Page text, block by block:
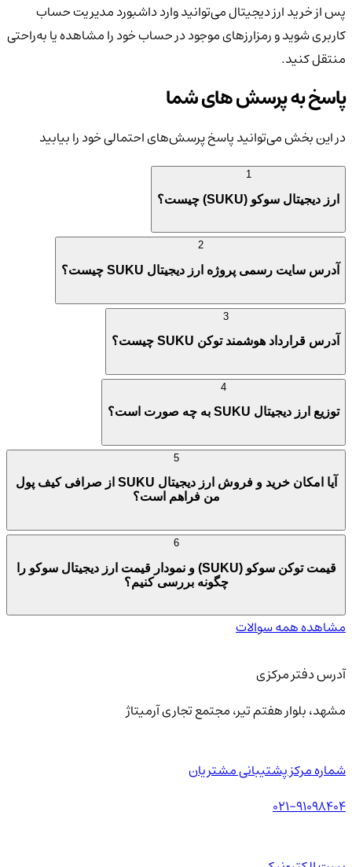
پس از خرید ارز دیجیتال می‌توانید وارد داشبورد مدیریت حساب
کاربری شوید و رمزارزهای موجود در حساب خود را مشاهده یا به‌راحتی
منتقل کنید.
پاسخ به پرسش های شما
در این بخش می‌توانید پاسخ پرسش‌های احتمالی خود را بیابید
ارز دیجیتال سوکو (SUKU) چیست؟
آدرس سایت رسمی پروژه ارز دیجیتال SUKU چیست؟
آدرس قرارداد هوشمند توکن SUKU چیست؟
توزیع ارز دیجیتال SUKU به چه صورت است؟
آیا امکان خرید و فروش ارز دیجیتال SUKU از صرافی کیف پول
من فراهم است؟
قیمت توکن سوکو (SUKU) و نمودار قیمت ارز دیجیتال سوکو را
چگونه بررسی کنیم؟
مشاهده همه سوالات
آدرس دفتر مرکزی
مشهد، بلوار هفتم تیر، مجتمع تجاری آرمیتاژ
شماره مرکز پشتیبانی مشتریان
021-91098404